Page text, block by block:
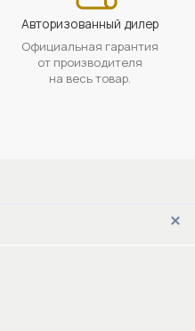
Авторизованный дилер
Официальная гарантия
от производителя
на весь товар.